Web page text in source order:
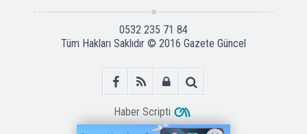
0532 235 71 84
Tüm Hakları Saklıdır © 2016 Gazete Güncel
Haber Scripti